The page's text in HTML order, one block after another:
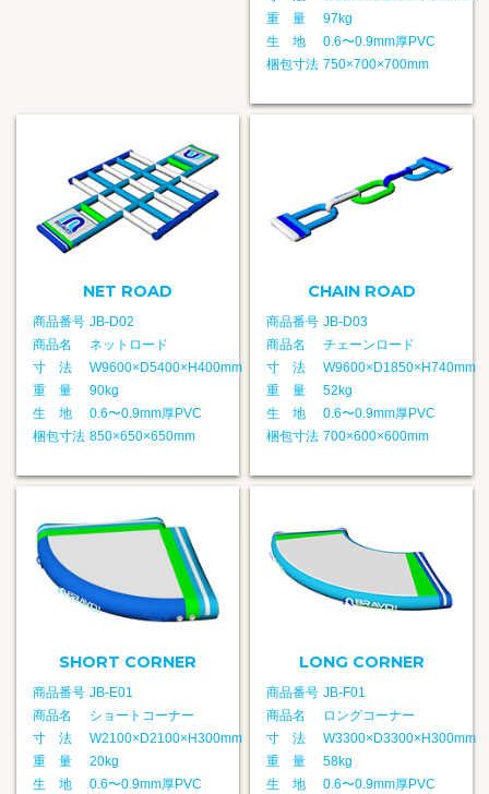
重 量
97kg
生 地
0.6〜0.9mm厚PVC
梱包寸法 750×700×700mm
NET ROAD
商品番号 JB-D02
商品名
ネットロード
寸 法
W9600×D5400×H400mm
重 量
90kg
生 地
0.6〜0.9mm厚PVC
梱包寸法 850×650×650mm
CHAIN ROAD
商品番号 JB-D03
商品名
チェーンロード
寸 法
W9600×D1850×H740mm
重 量
52kg
生 地
0.6〜0.9mm厚PVC
梱包寸法 700×600×600mm
SHORT CORNER
商品番号 JB-E01
商品名
ショートコーナー
寸 法
W2100×D2100×H300mm
重 量
20kg
生 地
0.6〜0.9mm厚PVC
LONG CORNER
商品番号 JB-F01
商品名
ロングコーナー
寸 法
W3300×D3300×H300mm
重 量
58kg
生 地
0.6〜0.9mm厚PVC